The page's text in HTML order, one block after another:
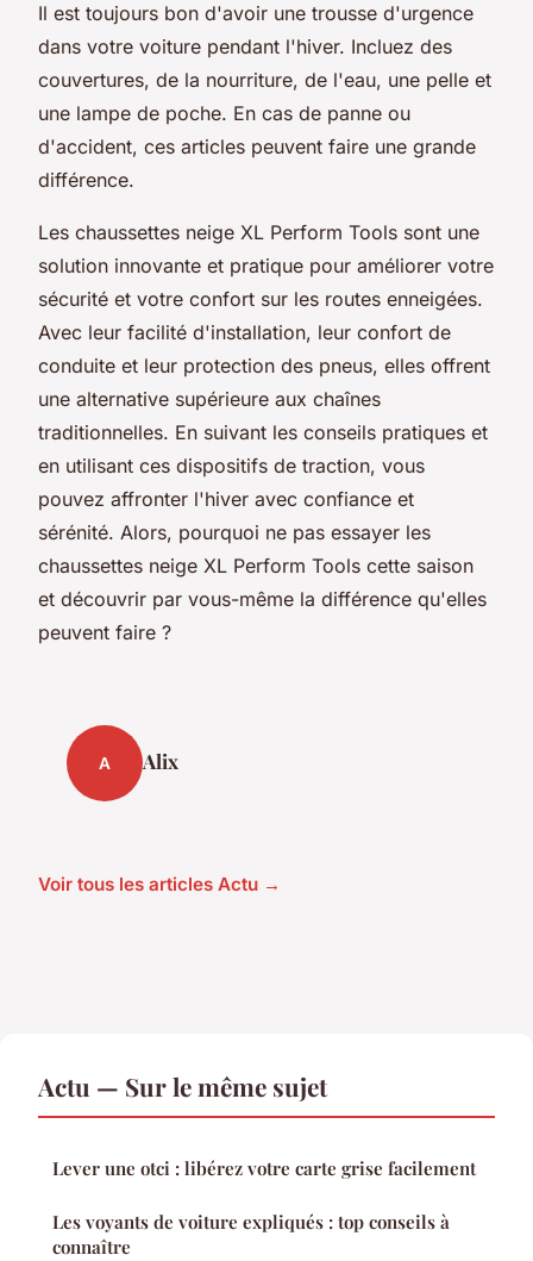
Il est toujours bon d'avoir une trousse d'urgence
dans votre voiture pendant l'hiver. Incluez des
couvertures, de la nourriture, de l'eau, une pelle et
une lampe de poche. En cas de panne ou
d'accident, ces articles peuvent faire une grande
différence.
Les chaussettes neige XL Perform Tools sont une
solution innovante et pratique pour améliorer votre
sécurité et votre confort sur les routes enneigées.
Avec leur facilité d'installation, leur confort de
conduite et leur protection des pneus, elles offrent
une alternative supérieure aux chaînes
traditionnelles. En suivant les conseils pratiques et
en utilisant ces dispositifs de traction, vous
pouvez affronter l'hiver avec confiance et
sérénité. Alors, pourquoi ne pas essayer les
chaussettes neige XL Perform Tools cette saison
et découvrir par vous-même la différence qu'elles
peuvent faire ?
A Alix
Voir tous les articles Actu →
Actu — Sur le même sujet
Lever une otci : libérez votre carte grise facilement
Les voyants de voiture expliqués : top conseils à
connaître